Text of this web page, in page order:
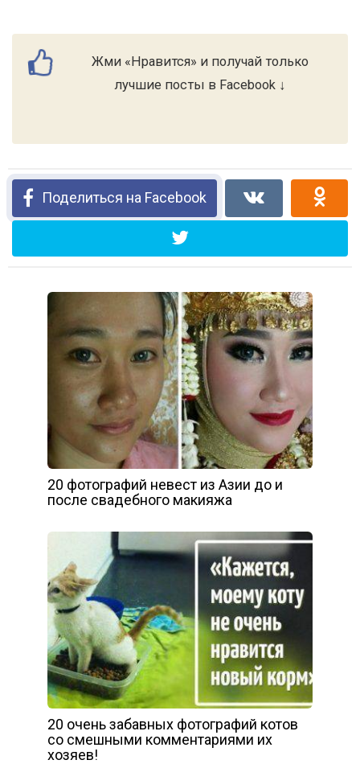
Жми «Нравится» и получай только
лучшие посты в Facebook ↓
Поделиться на Facebook
20 фотографий невест из Азии до и
после свадебного макияжа
20 очень забавных фотографий котов
со смешными комментариями их
хозяев!